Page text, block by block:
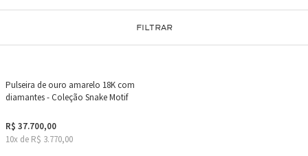
FILTRAR
Pulseira de ouro amarelo 18K com
diamantes - Coleção Snake Motif
R$ 37.700,00
10x de R$ 3.770,00